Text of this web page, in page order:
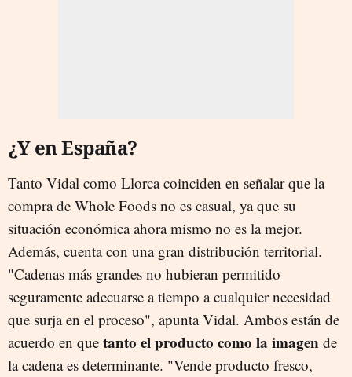
¿Y en España?
Tanto Vidal como Llorca coinciden en señalar que la
compra de Whole Foods no es casual, ya que su
situación económica ahora mismo no es la mejor.
Además, cuenta con una gran distribución territorial.
"Cadenas más grandes no hubieran permitido
seguramente adecuarse a tiempo a cualquier necesidad
que surja en el proceso", apunta Vidal. Ambos están de
acuerdo en que tanto el producto como la imagen de
la cadena es determinante. "Vende producto fresco,